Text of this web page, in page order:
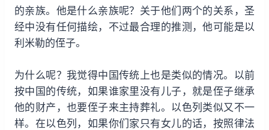
的亲族。他是什么亲族呢？关于他们两个的关系，圣
经中没有任何描绘，不过最合理的推测，他可能是以
利米勒的侄子。
为什么呢？我觉得中国传统上也是类似的情况。以前
按中国的传统，如果谁家里没有儿子，就是侄子继承
他的财产，也要侄子来主持葬礼。以色列类似又不一
样。在以色列，如果你们家只有女儿的话，按照律法